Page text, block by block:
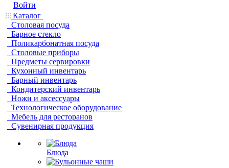
Войти
Каталог
Столовая посуда
Барное стекло
Поликарбонатная посуда
Столовые приборы
Предметы сервировки
Кухонный инвентарь
Барный инвентарь
Кондитерский инвентарь
Ножи и аксессуары
Технологическое оборудование
Мебель для ресторанов
Сувенирная продукция
Блюда